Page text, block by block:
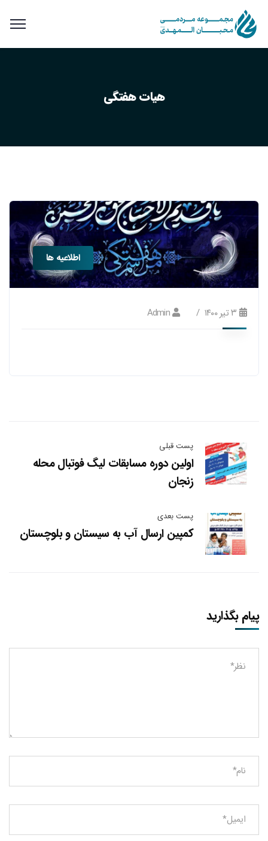
هیات هفتگی
اطلاعیه ها
۳ تیر ۱۴۰۰ Admin
پست قبلی
اولين دوره مسابقات ليگ فوتبال محله
زنجان
پست بعدی
کمپین ارسال آب به سیستان و بلوچستان
پیام بگذارید